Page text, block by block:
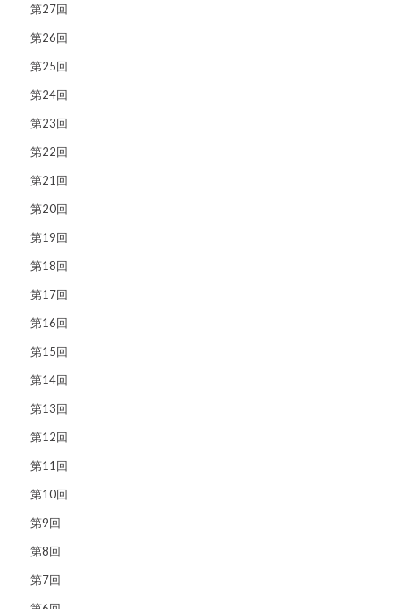
第27回
第26回
第25回
第24回
第23回
第22回
第21回
第20回
第19回
第18回
第17回
第16回
第15回
第14回
第13回
第12回
第11回
第10回
第9回
第8回
第7回